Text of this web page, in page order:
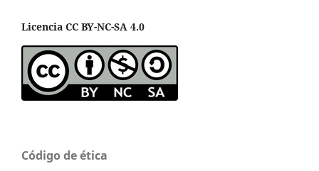
Licencia CC BY-NC-SA 4.0
Código de ética